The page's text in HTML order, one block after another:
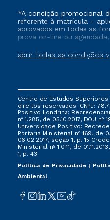
abrir todas as condições
*A condição promocional
referente à matrícula –
aprovados em todas as
prova on-line ou
vigente, que ainda não
tenham cancelado ou
via FIES, Prouni e outros
não se acumula com
ofertada pela Instituição.
Centro de Estudos
direitos reservados. CNPJ:
Positivo Londrina:
nº 1.285, de 05.10.2017, DOU nº
Universidade Positivo:
Portaria Ministerial nº 169, de
06.02.2017, seção 1, p. 15
Ministerial nº 1.071, de
1, p. 43
Política de Privacidade
Ambiental